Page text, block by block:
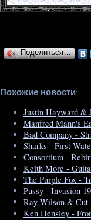
Поделиться…
Похожие новости:
Justin Hayward &
Manfred Mann's
Bad Company -
Sharks - First
Consortium -
Keith More -
The Purple Fox -
Pussy - Invasion
Ray Wilson & Cut
Ken Hensley -